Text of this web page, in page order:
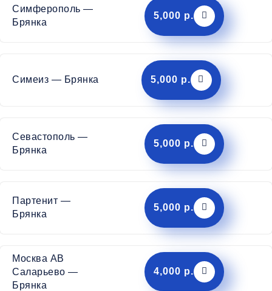
Симферополь —
Брянка
5,000 р.
Симеиз — Брянка 5,000 р.
Севастополь —
Брянка
5,000 р.
Партенит —
Брянка
5,000 р.
Москва АВ
Саларьево —
Брянка
4,000 р.